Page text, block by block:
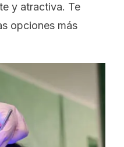
y atractiva. Te
opciones más